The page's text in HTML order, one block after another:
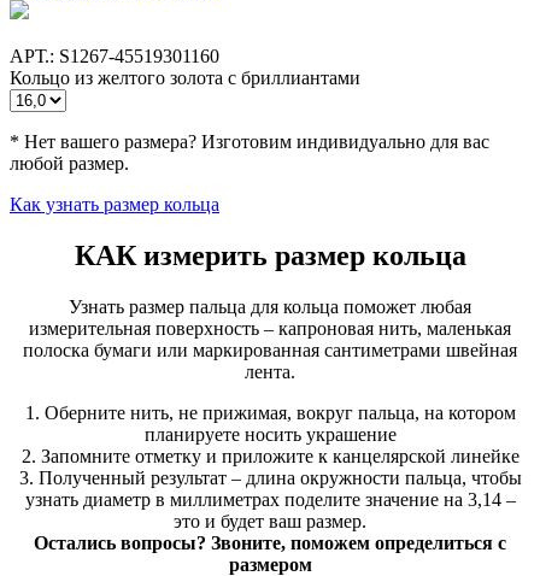
АРТ.: S1267-45519301160
Кольцо из желтого золота с бриллиантами
* Нет вашего размера? Изготовим индивидуально для вас
любой размер.
Как узнать размер кольца
КАК измерить размер кольца
Узнать размер пальца для кольца поможет любая
измерительная поверхность – капроновая нить, маленькая
полоска бумаги или маркированная сантиметрами швейная
лента.
1. Оберните нить, не прижимая, вокруг пальца, на котором
планируете носить украшение
2. Запомните отметку и приложите к канцелярской линейке
3. Полученный результат – длина окружности пальца, чтобы
узнать диаметр в миллиметрах поделите значение на 3,14 –
это и будет ваш размер.
Остались вопросы? Звоните, поможем определиться с
размером